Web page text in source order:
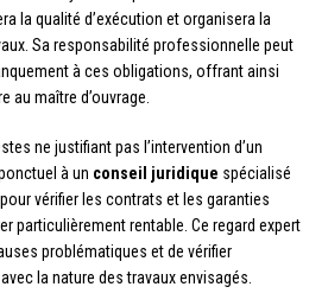
la qualité d’exécution et organisera la
Sa responsabilité professionnelle peut
à ces obligations, offrant ainsi
au maître d’ouvrage.
ne justifiant pas l’intervention d’un
à un conseil juridique spécialisé
vérifier les contrats et les garanties
particulièrement rentable. Ce regard expert
problématiques et de vérifier
la nature des travaux envisagés.